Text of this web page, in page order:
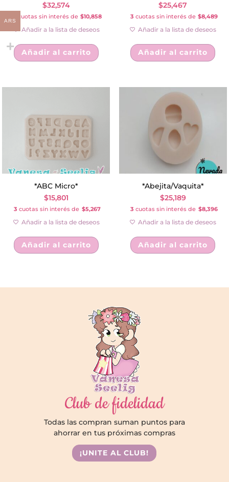
$32,574
cuotas sin interés de $10,858
Añadir a la lista de deseos
Añadir al carrito
$25,467
3 cuotas sin interés de $8,489
Añadir a la lista de deseos
Añadir al carrito
*ABC Micro*
$15,801
3 cuotas sin interés de $5,267
Añadir a la lista de deseos
Añadir al carrito
*Abejita/Vaquita*
$25,189
3 cuotas sin interés de $8,396
Añadir a la lista de deseos
Añadir al carrito
Club de fidelidad
Todas las compran suman puntos para
ahorrar en tus próximas compras
¡UNITE AL CLUB!
ARS